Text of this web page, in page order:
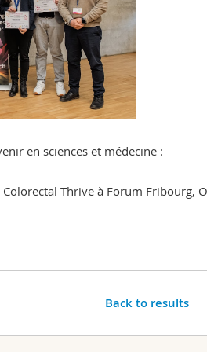
en sciences et médecine :
Colorectal Thriveà Forum Fribourg,
Back to results